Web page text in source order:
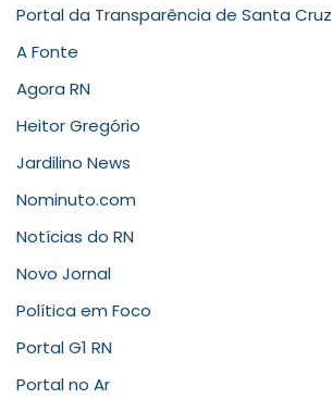
Portal da Transparência de Santa Cruz
A Fonte
Agora RN
Heitor Gregório
Jardilino News
Nominuto.com
Notícias do RN
Novo Jornal
Política em Foco
Portal G1 RN
Portal no Ar